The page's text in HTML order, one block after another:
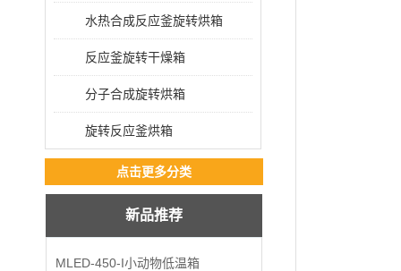
水热合成反应釜旋转烘箱
反应釜旋转干燥箱
分子合成旋转烘箱
旋转反应釜烘箱
点击更多分类
新品推荐
MLED-450-I小动物低温箱